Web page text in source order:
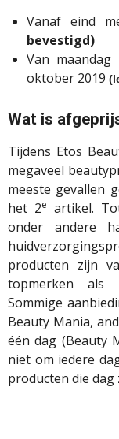
Vanaf eind
bevestigd)
Van
oktober 2019
Wat is
Tijdens Etos
megaveel
meeste gevallen
het 2e artikel.
onder andere
producten zijn
topmerken als
Sommige
Beauty Mania,
één dag (Beauty
niet om iedere
producten die dag